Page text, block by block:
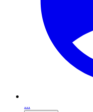
...